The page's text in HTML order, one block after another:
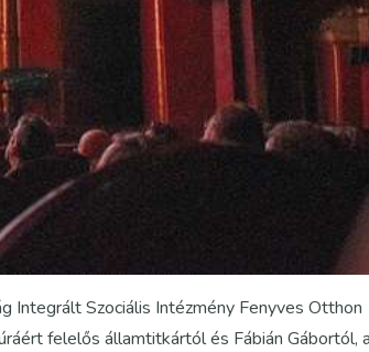
Integrált Szociális Intézmény Fenyves Otthon
felelős államtitkártól és Fábián Gábortól,